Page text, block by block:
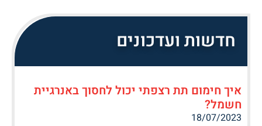
חדשות ועדכונים
איך חימום תת רצפתי יכול לחסוך באנרגיית
חשמל?
18/07/2023